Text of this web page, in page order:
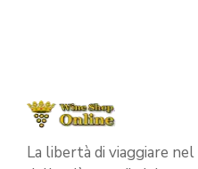
La libertà di viaggiare